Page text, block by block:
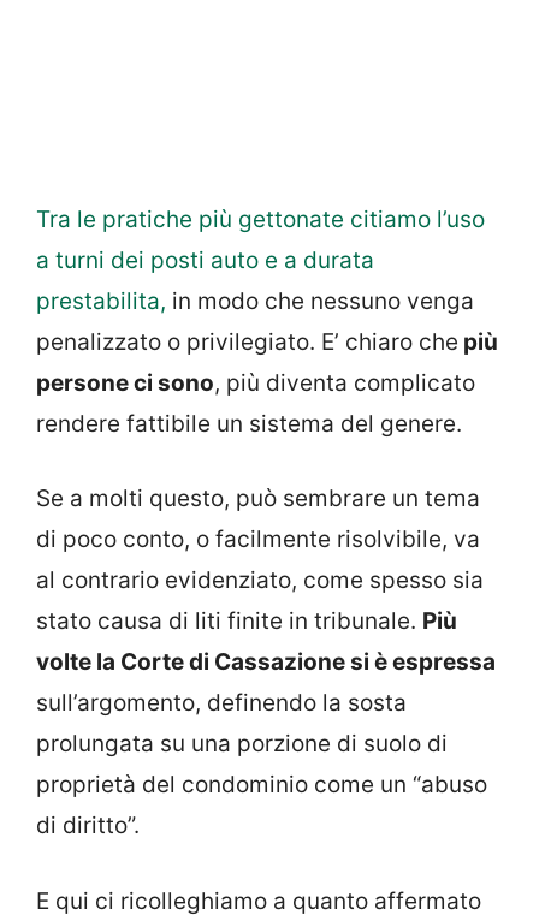
Tra le pratiche più gettonate citiamo l’uso
a turni dei posti auto e a durata
prestabilita, in modo che nessuno venga
penalizzato o privilegiato. E’ chiaro che più
persone ci sono, più diventa complicato
rendere fattibile un sistema del genere.
Se a molti questo, può sembrare un tema
di poco conto, o facilmente risolvibile, va
al contrario evidenziato, come spesso sia
stato causa di liti finite in tribunale. Più
volte la Corte di Cassazione si è espressa
sull’argomento, definendo la sosta
prolungata su una porzione di suolo di
proprietà del condominio come un “abuso
di diritto”.
E qui ci ricolleghiamo a quanto affermato